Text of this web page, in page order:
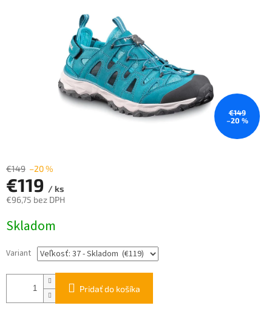
€149
–20 %
€149 –20 %
€119 / ks
€96,75 bez DPH
cena:
Skladom
Variant
Pridať do košíka